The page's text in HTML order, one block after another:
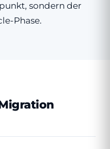
sondern der
Phase.